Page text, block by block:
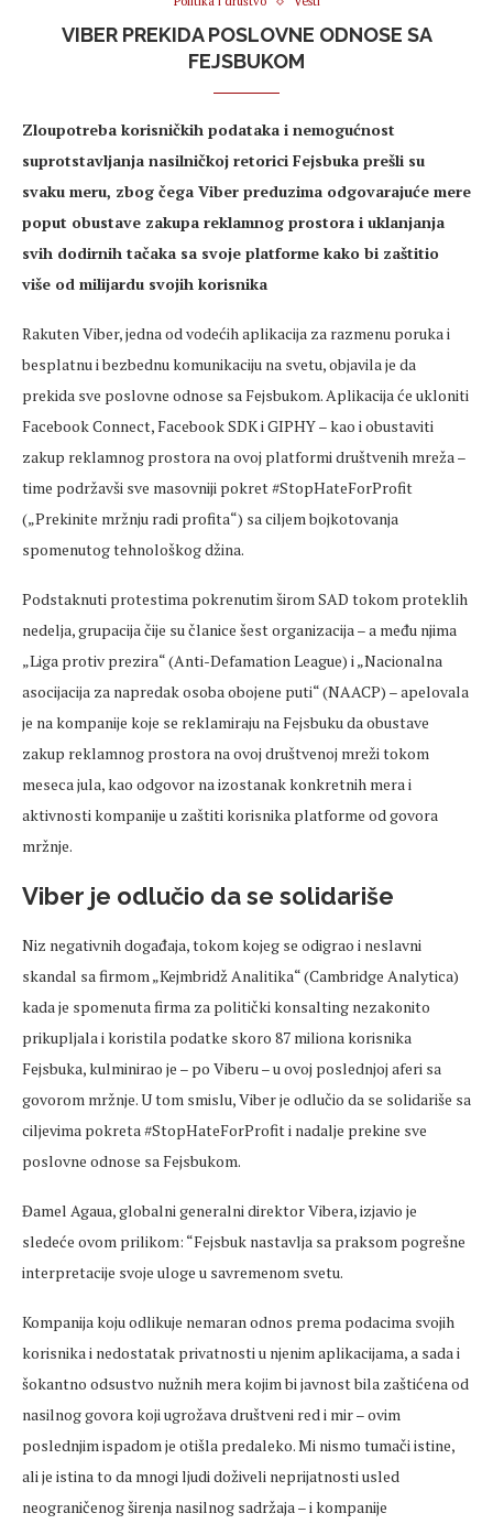
VIBER PREKIDA POSLOVNE ODNOSE SA
FEJSBUKOM
Zloupotreba korisničkih podataka i nemogućnost
suprotstavljanja nasilničkoj retorici Fejsbuka prešli su
svaku meru, zbog čega Viber preduzima odgovarajuće mere
poput obustave zakupa reklamnog prostora i uklanjanja
svih dodirnih tačaka sa svoje platforme kako bi zaštitio
više od milijardu svojih korisnika
Rakuten Viber, jedna od vodećih aplikacija za razmenu poruka i
besplatnu i bezbednu komunikaciju na svetu, objavila je da
prekida sve poslovne odnose sa Fejsbukom. Aplikacija će ukloniti
Facebook Connect, Facebook SDK i GIPHY – kao i obustaviti
zakup reklamnog prostora na ovoj platformi društvenih mreža –
time podržavši sve masovniji pokret #StopHateForProfit
(„Prekinite mržnju radi profita“) sa ciljem bojkotovanja
spomenutog tehnološkog džina.
Podstaknuti protestima pokrenutim širom SAD tokom proteklih
nedelja, grupacija čije su članice šest organizacija – a među njima
„Liga protiv prezira“ (Anti-Defamation League) i „Nacionalna
asocijacija za napredak osoba obojene puti“ (NAACP) – apelovala
je na kompanije koje se reklamiraju na Fejsbuku da obustave
zakup reklamnog prostora na ovoj društvenoj mreži tokom
meseca jula, kao odgovor na izostanak konkretnih mera i
aktivnosti kompanije u zaštiti korisnika platforme od govora
mržnje.
Viber je odlučio da se solidariše
Niz negativnih događaja, tokom kojeg se odigrao i neslavni
skandal sa firmom „Kejmbridž Analitika“ (Cambridge Analytica)
kada je spomenuta firma za politički konsalting nezakonito
prikupljala i koristila podatke skoro 87 miliona korisnika
Fejsbuka, kulminirao je – po Viberu – u ovoj poslednjoj aferi sa
govorom mržnje. U tom smislu, Viber je odlučio da se solidariše sa
ciljevima pokreta #StopHateForProfit i nadalje prekine sve
poslovne odnose sa Fejsbukom.
Đamel Agaua, globalni generalni direktor Vibera, izjavio je
sledeće ovom prilikom: “Fejsbuk nastavlja sa praksom pogrešne
interpretacije svoje uloge u savremenom svetu.
Kompanija koju odlikuje nemaran odnos prema podacima svojih
korisnika i nedostatak privatnosti u njenim aplikacijama, a sada i
šokantno odsustvo nužnih mera kojim bi javnost bila zaštićena od
nasilnog govora koji ugrožava društveni red i mir – ovim
poslednjim ispadom je otišla predaleko. Mi nismo tumači istine,
ali je istina to da mnogi ljudi doživeli neprijatnosti usled
neograničenog širenja nasilnog sadržaja – i kompanije